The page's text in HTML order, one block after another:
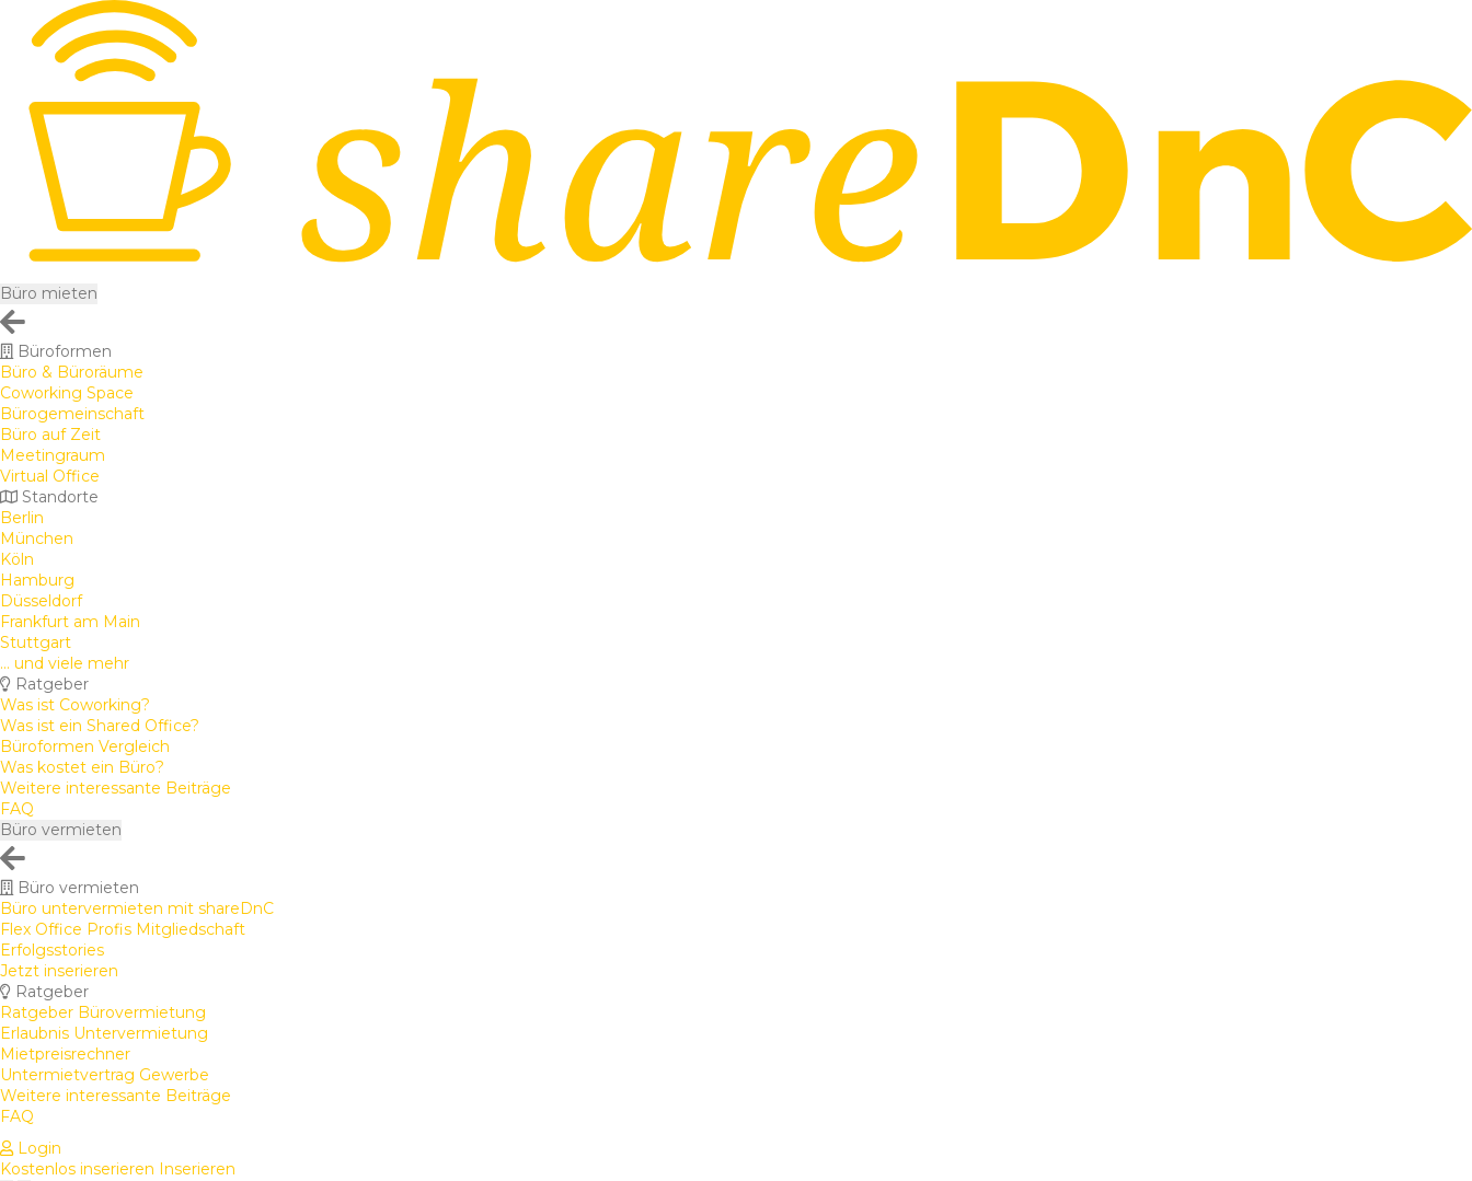
Büro mieten
Büroformen
Büro & Büroräume
Coworking Space
Bürogemeinschaft
Büro auf Zeit
Meetingraum
Virtual Office
Standorte
Berlin
München
Köln
Hamburg
Düsseldorf
Frankfurt am Main
Stuttgart
... und viele mehr
Ratgeber
Was ist Coworking?
Was ist ein Shared Office?
Büroformen Vergleich
Was kostet ein Büro?
Weitere interessante Beiträge
FAQ
Büro vermieten
Büro vermieten
Büro untervermieten mit shareDnC
Flex Office Profis Mitgliedschaft
Erfolgsstories
Jetzt inserieren
Ratgeber
Ratgeber Bürovermietung
Erlaubnis Untervermietung
Mietpreisrechner
Untermietvertrag Gewerbe
Weitere interessante Beiträge
FAQ
Login
Kostenlos inserieren Inserieren